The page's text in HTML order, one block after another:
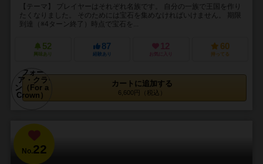
【テーマ】 プレイヤーはそれぞれ名族です。 自分の一族で王国を作り
たくなりました。 そのためには宝石を集めなければいけません。 期限
到達（※4ターン終了）時点で宝石を...
52
興味あり
87
経験あり
12
お気に入り
60
持ってる
カートに追加する
6,600円（税込）
No.22